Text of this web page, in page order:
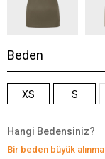
Beden
XS S
Hangi Bedensiniz?
Bir beden büyük